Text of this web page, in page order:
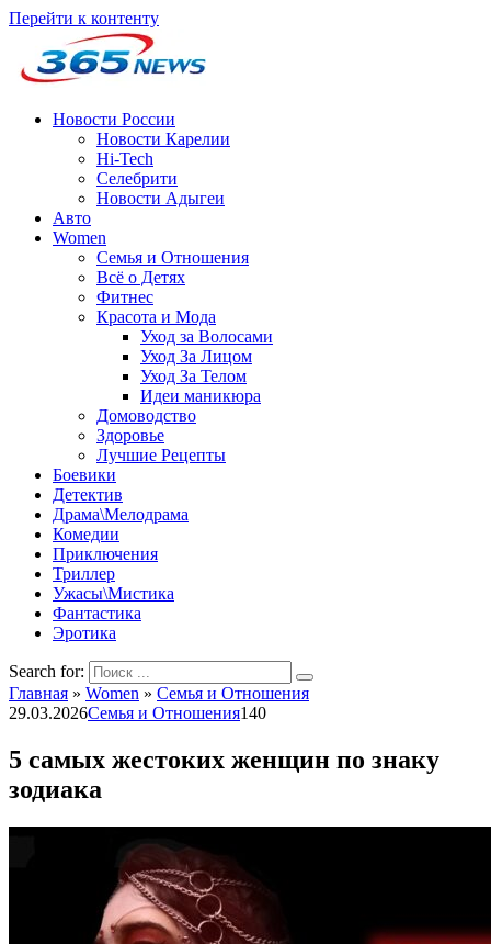
Перейти к контенту
Новости России
Новости Карелии
Hi-Tech
Селебрити
Новости Адыгеи
Авто
Women
Семья и Отношения
Всё о Детях
Фитнес
Красота и Мода
Уход за Волосами
Уход За Лицом
Уход За Телом
Идеи маникюра
Домоводство
Здоровье
Лучшие Рецепты
Боевики
Детектив
Драма\Мелодрама
Комедии
Приключения
Триллер
Ужасы\Мистика
Фантастика
Эротика
Search for:
Главная » Women » Семья и Отношения
29.03.2026Семья и Отношения140
5 самых жестоких женщин по знаку
зодиака